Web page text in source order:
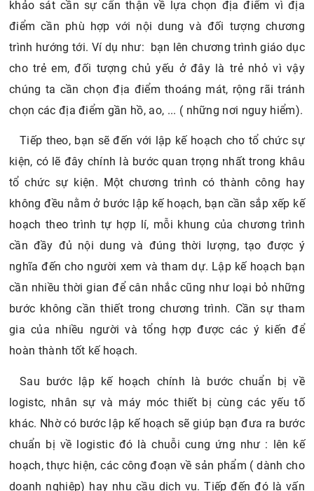
khảo sát cần sự cẩn thận về lựa chọn địa điểm vì địa
điểm cần phù hợp với nội dung và đối tượng chương
trình hướng tới. Ví dụ như: bạn lên chương trình giáo dục
cho trẻ em, đối tượng chủ yếu ở đây là trẻ nhỏ vì vậy
chúng ta cần chọn địa điểm thoáng mát, rộng rãi tránh
chọn các địa điểm gần hồ, ao, ... ( những nơi nguy hiểm).
Tiếp theo, bạn sẽ đến với lập kế hoạch cho tổ chức sự
kiện, có lẽ đây chính là bước quan trọng nhất trong khâu
tổ chức sự kiện. Một chương trình có thành công hay
không đều nằm ở bước lập kế hoạch, bạn cần sắp xếp kế
hoạch theo trình tự hợp lí, mỗi khung của chương trình
cần đầy đủ nội dung và đúng thời lượng, tạo được ý
nghĩa đến cho người xem và tham dự. Lập kế hoạch bạn
cần nhiều thời gian để cân nhắc cũng như loại bỏ những
bước không cần thiết trong chương trình. Cần sự tham
gia của nhiều người và tổng hợp được các ý kiến để
hoàn thành tốt kế hoạch.
Sau bước lập kế hoạch chính là bước chuẩn bị về
logistc, nhân sự và máy móc thiết bị cùng các yếu tố
khác. Nhờ có bước lập kế hoạch sẽ giúp bạn đưa ra bước
chuẩn bị về logistic đó là chuỗi cung ứng như : lên kế
hoạch, thực hiện, các công đoạn về sản phẩm ( dành cho
doanh nghiệp) hay nhu cầu dịch vụ. Tiếp đến đó là vấn